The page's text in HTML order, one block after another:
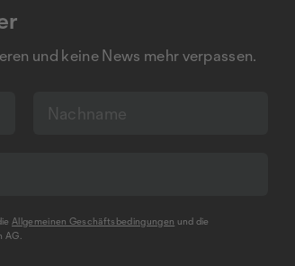
und keine News mehr verpassen.
Allgemeinen Geschäftsbedingungen und die
AG.